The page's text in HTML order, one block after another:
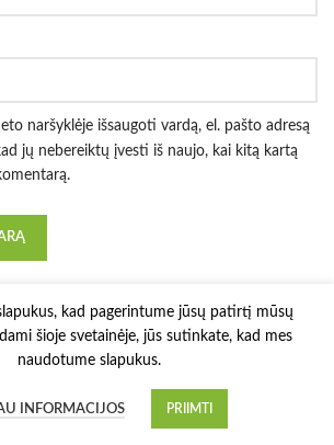
naršyklėje išsaugoti vardą, el. pašto adresą
jų nebereiktų įvesti iš naujo, kai kitą kartą
kad pagerintume jūsų patirtį mūsų
šioje svetainėje, jūs sutinkate, kad mes
naudotume slapukus.
INFORMACIJOS PRIIMTI